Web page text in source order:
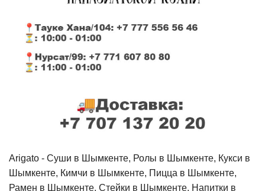
Arigato - Cуши в Шымкенте, Ролы в Шымкенте, Кукси в
Шымкенте, Кимчи в Шымкенте, Пицца в Шымкенте,
Рамен в Шымкенте, Стейки в Шымкенте, Напитки в